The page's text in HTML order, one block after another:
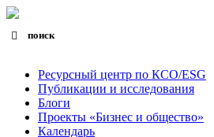
поиск
Ресурсный центр по КСО/ESG
Публикации и исследования
Блоги
Проекты «Бизнес и общество»
Календарь